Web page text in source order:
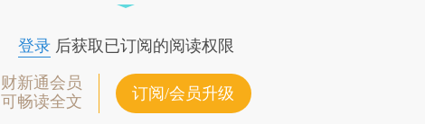
登录后获取已订阅的阅读权限
财新通会员
可畅读全文
订阅/会员升级